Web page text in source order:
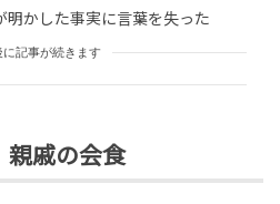
明かした事実に言葉を失った
記事が続きます
親戚の会食